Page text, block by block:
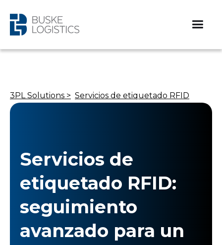
3PL Solutions > Servicios de etiquetado RFID
Servicios de
etiquetado RFID:
seguimiento
avanzado para un